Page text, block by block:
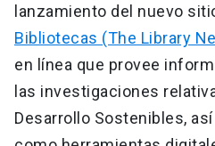
lanzamiento del nuevo
Bibliotecas (The Library
en línea que provee
las investigaciones
Desarrollo Sostenibles, así